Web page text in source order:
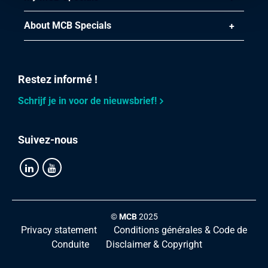
About MCB Specials
Restez informé !
Schrijf je in voor de nieuwsbrief!
Suivez-nous
©MCB2025
Privacy statement
Conditions générales & Code de
Conduite
Disclaimer & Copyright